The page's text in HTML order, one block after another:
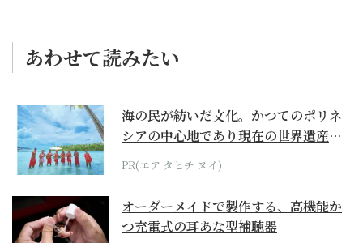
あわせて読みたい
海の民が紡いだ文化。かつてのポリネ
シアの中心地であり現在の世界遺産か
らみえてくる...
PR(エア タヒチ ヌイ)
オーダーメイドで製作する、高機能か
つ充電式の耳あな型補聴器